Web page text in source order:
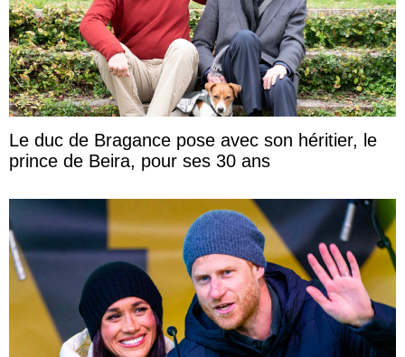
Le duc de Bragance pose avec son héritier, le
prince de Beira, pour ses 30 ans